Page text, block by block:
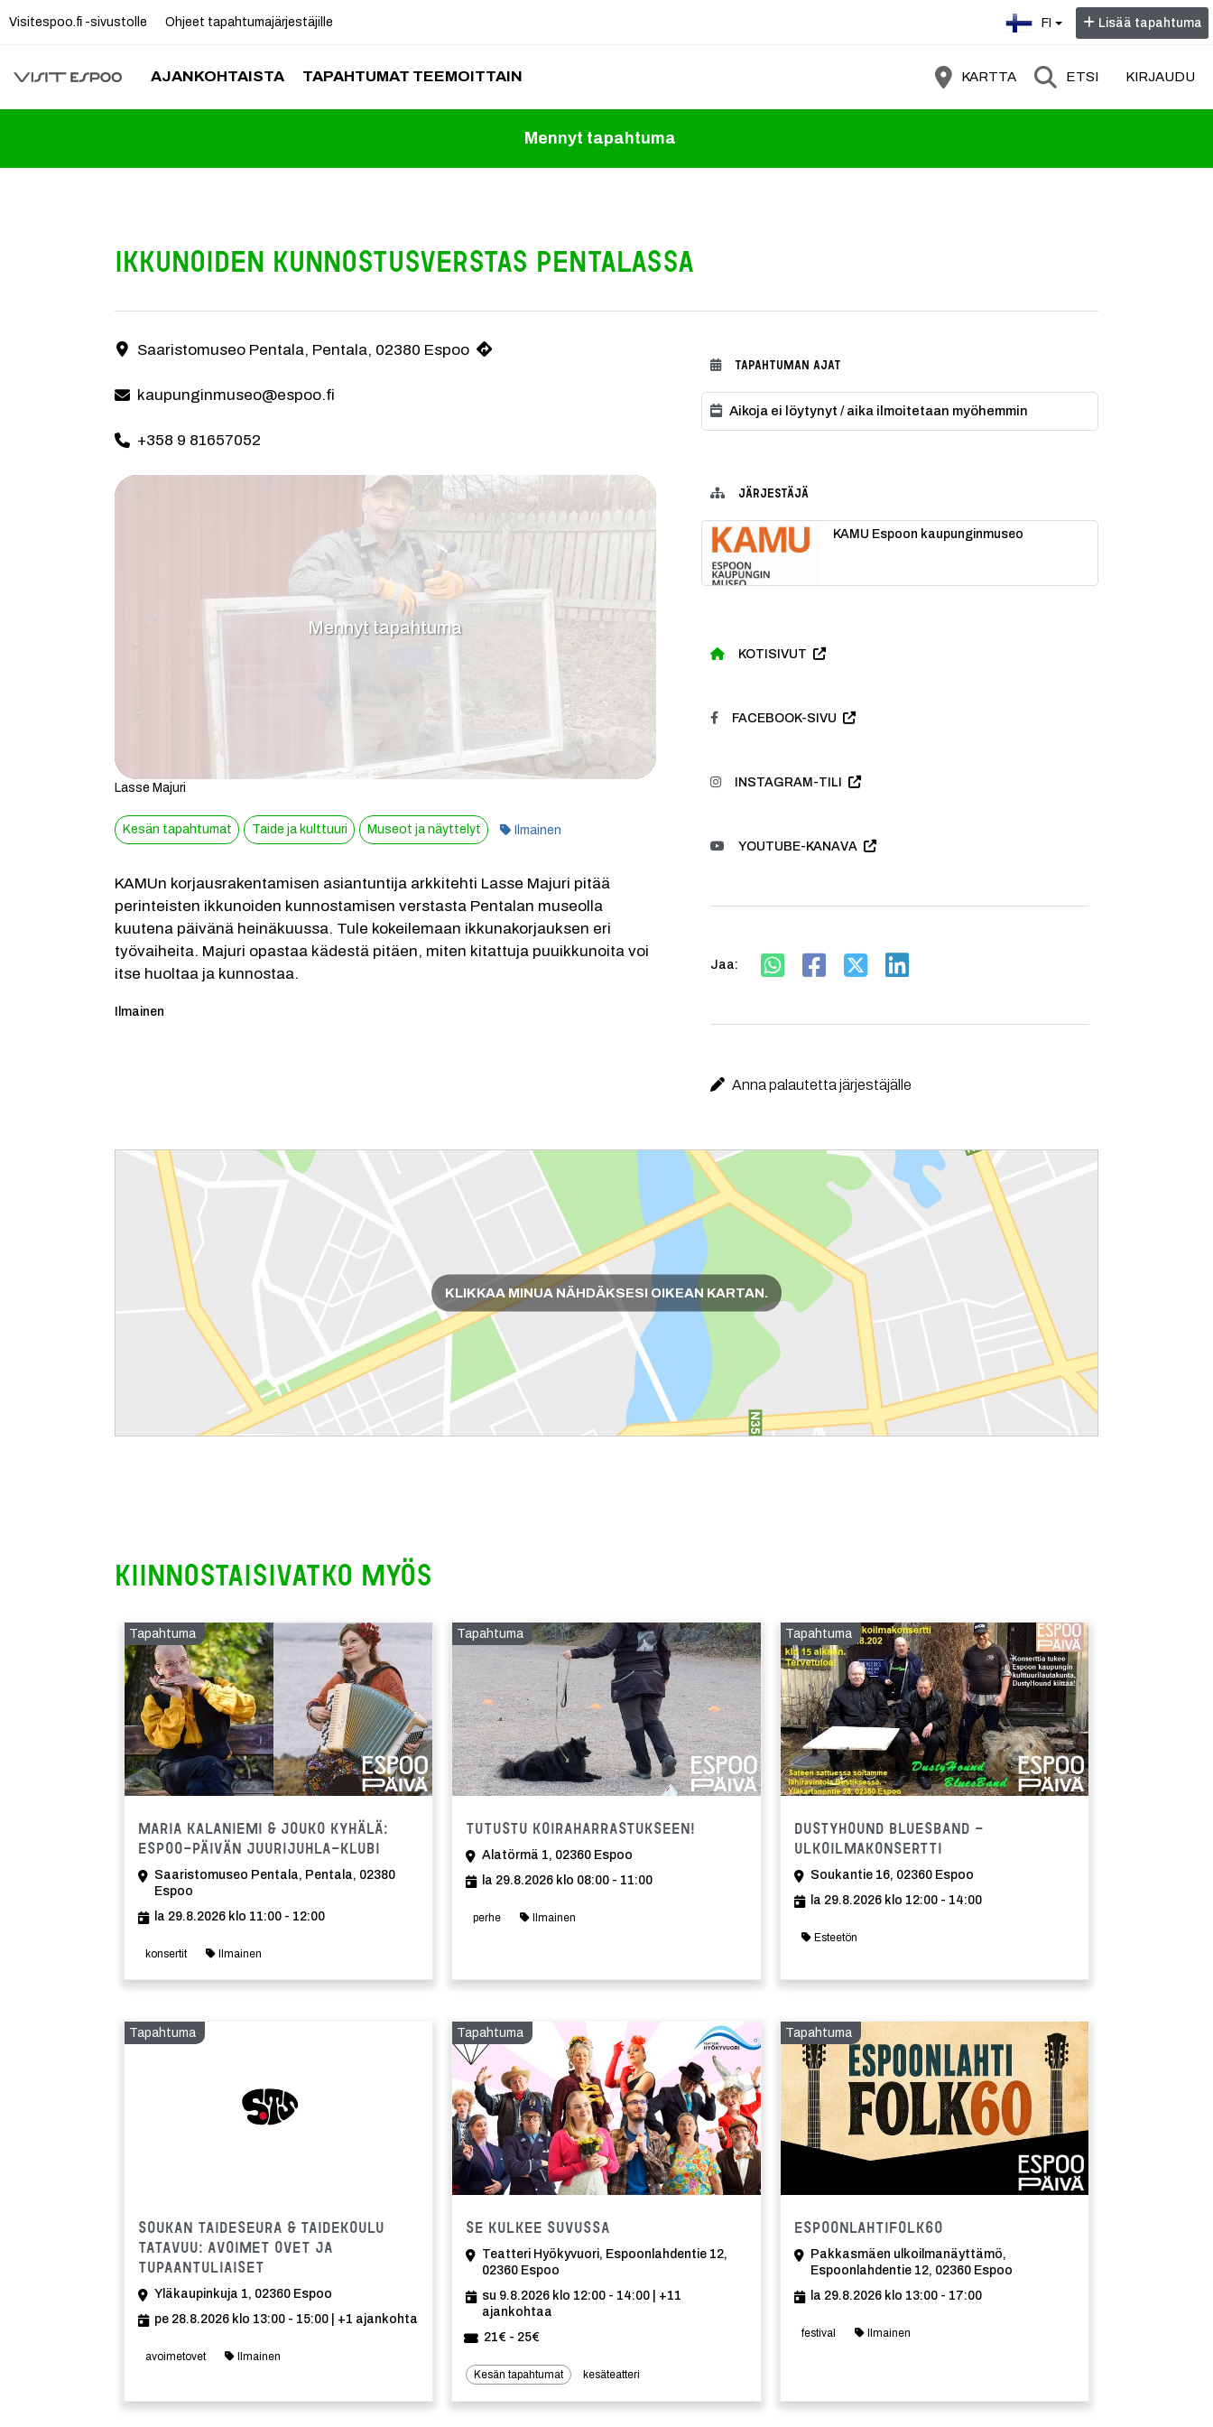
Visitespoo.fi -sivustolle Ohjeet tapahtumajärjestäjille FI Lisää tapahtuma
AJANKOHTAISTA TAPAHTUMAT TEEMOITTAIN KARTTA ETSI KIRJAUDU
Mennyt tapahtuma
Ikkunoiden kunnostusverstas Pentalassa
Tule tutustumaan ikkunoiden kunnostamiseen!
Yhteystiedot
Saaristomuseo Pentala, Pentala, 02380 Espoo
kaupunginmuseo@espoo.fi
+358 9 81657052
Mennyt tapahtuma
Lasse Majuri
Kesän tapahtumat Taide ja kulttuuri Museot ja näyttelyt Kategoria:
Ilmainen
KAMUn korjausrakentamisen asiantuntija arkkitehti Lasse Majuri pitää
perinteisten ikkunoiden kunnostamisen verstasta Pentalan museolla
kuutena päivänä heinäkuussa. Tule kokeilemaan ikkunakorjauksen eri
työvaiheita. Majuri opastaa kädestä pitäen, miten kitattuja puuikkunoita voi
itse huoltaa ja kunnostaa.
Kategoria:
Ilmainen
TAPAHTUMAN AJAT
Aikoja ei löytynyt / aika ilmoitetaan myöhemmin
JÄRJESTÄJÄ
KAMU Espoon kaupunginmuseo
KOTISIVUT
FACEBOOK-SIVU
INSTAGRAM-TILI
YOUTUBE-KANAVA
Jaa:
Anna palautetta järjestäjälle
Reittiohjeet
KLIKKAA MINUA NÄHDÄKSESI OIKEAN KARTAN.
Kiinnostaisivatko myös
Tapahtuma
Maria Kalaniemi & Jouko Kyhälä:
Espoo-päivän JuuriJuhla-klubi
Saaristomuseo Pentala, Pentala, 02380
Espoo
la 29.8.2026 klo 11:00 - 12:00
konsertit Ilmainen
Tapahtuma
Tutustu koiraharrastukseen!
Alatörmä 1, 02360 Espoo
la 29.8.2026 klo 08:00 - 11:00
perhe Ilmainen
Tapahtuma
DustyHound BluesBand -
ulkoilmakonsertti
Soukantie 16, 02360 Espoo
la 29.8.2026 klo 12:00 - 14:00
Esteetön
Tapahtuma
Soukan Taideseura & Taidekoulu
Tatavuu: Avoimet ovet ja
tupaantuliaiset
Yläkaupinkuja 1, 02360 Espoo
pe 28.8.2026 klo 13:00 - 15:00 | +1 ajankohta
avoimetovet Ilmainen
Tapahtuma
Se kulkee suvussa
Teatteri Hyökyvuori, Espoonlahdentie 12,
02360 Espoo
su 9.8.2026 klo 12:00 - 14:00 | +11
ajankohtaa
21€ - 25€
Kesän tapahtumat kesäteatteri
Tapahtuma
EspoonlahtiFolk60
Pakkasmäen ulkoilmanäyttämö,
Espoonlahdentie 12, 02360 Espoo
la 29.8.2026 klo 13:00 - 17:00
festival Ilmainen